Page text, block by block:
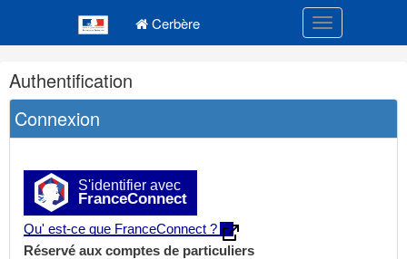
Cerbère Toggle
Navigation
et
outils
annexes
Authentification
Connexion
S'identifier avec
FranceConnect
Qu' est-ce que FranceConnect ?
Réservé aux comptes de particuliers